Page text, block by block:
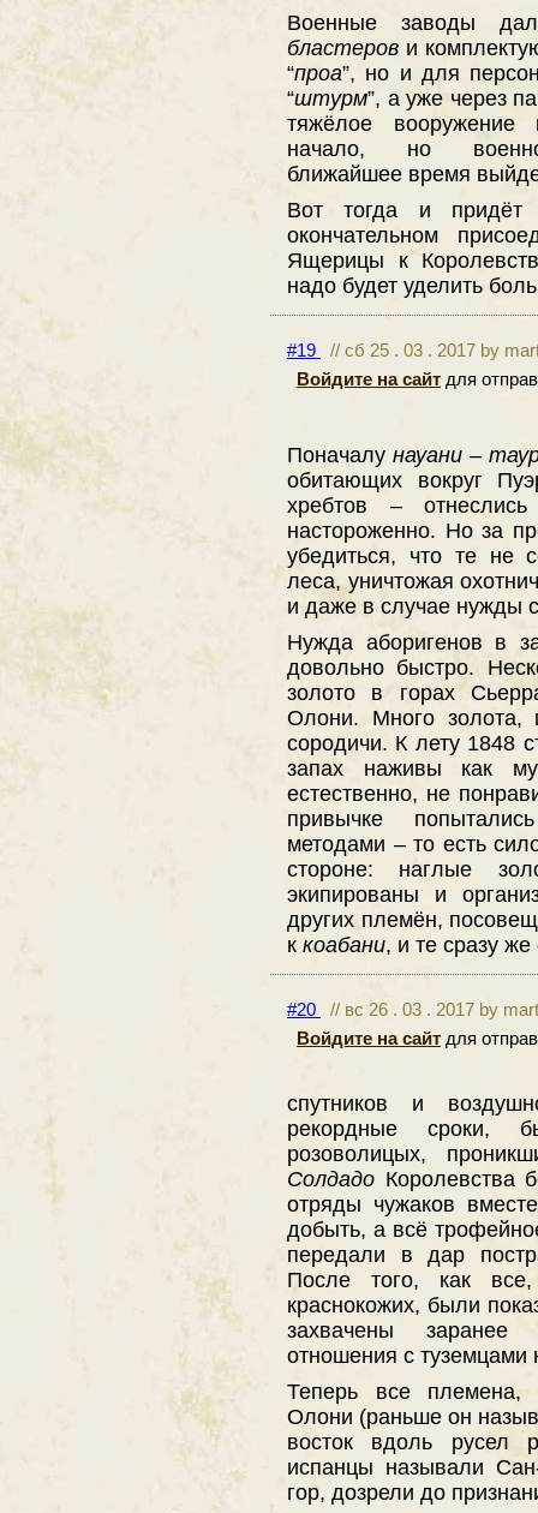
Военные заводы
бластеров и
“проа”, но и для
“штурм”, а уже через
тяжёлое вооружение
начало, но
ближайшее время
Вот тогда и придёт
окончательном
Ящерицы к
надо будет уделить
#19
// сб 25 . 03 . 2017 by
Войдите на сайт для
Поначалу науани –
обитающих вокруг
хребтов –
настороженно. Но за
убедиться, что те не
леса, уничтожая
и даже в случае нужды
Нужда аборигенов в
довольно быстро.
золото в горах
Олони. Много золота,
сородичи. К лету 1848
запах наживы как
естественно, не
привычке
методами – то есть
стороне: наглые
экипированы и
других племён,
к коабани, и те сразу же
#20
// вс 26 . 03 . 2017 by
Войдите на сайт для
спутников и
рекордные сроки,
розоволицых,
Солдадо Королевства
отряды чужаков
добыть, а всё
передали в дар
После того, как
краснокожих, были
захвачены заранее
отношения с туземцами
Теперь все
Олони (раньше он
восток вдоль русел
испанцы называли
гор, дозрели до